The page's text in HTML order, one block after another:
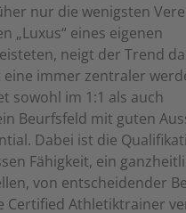
nur die wenigsten
„Luxus“ eines eigenen
neigt der Trend
immer zentraler
sowohl im 1:1 als auch
Beurfsfeld mit guten
Dabei ist die
Fähigkeit, ein
von entscheidender
Certified Athletiktrainer